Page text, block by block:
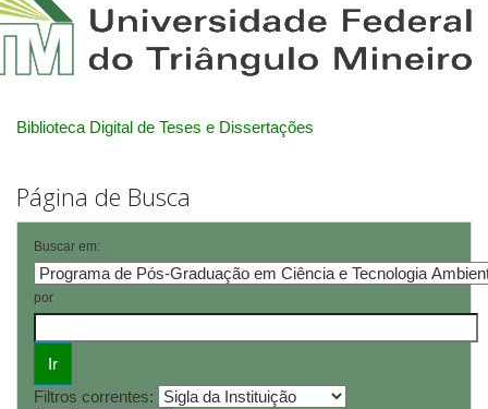
Biblioteca Digital de Teses e Dissertações
Página de Busca
Buscar em:
por
Filtros correntes: